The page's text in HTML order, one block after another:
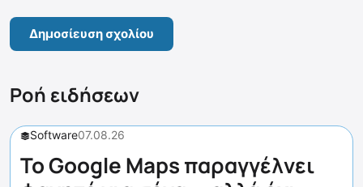
Ροή ειδήσεων
Software07.08.26
Το Google Maps παραγγέλνει